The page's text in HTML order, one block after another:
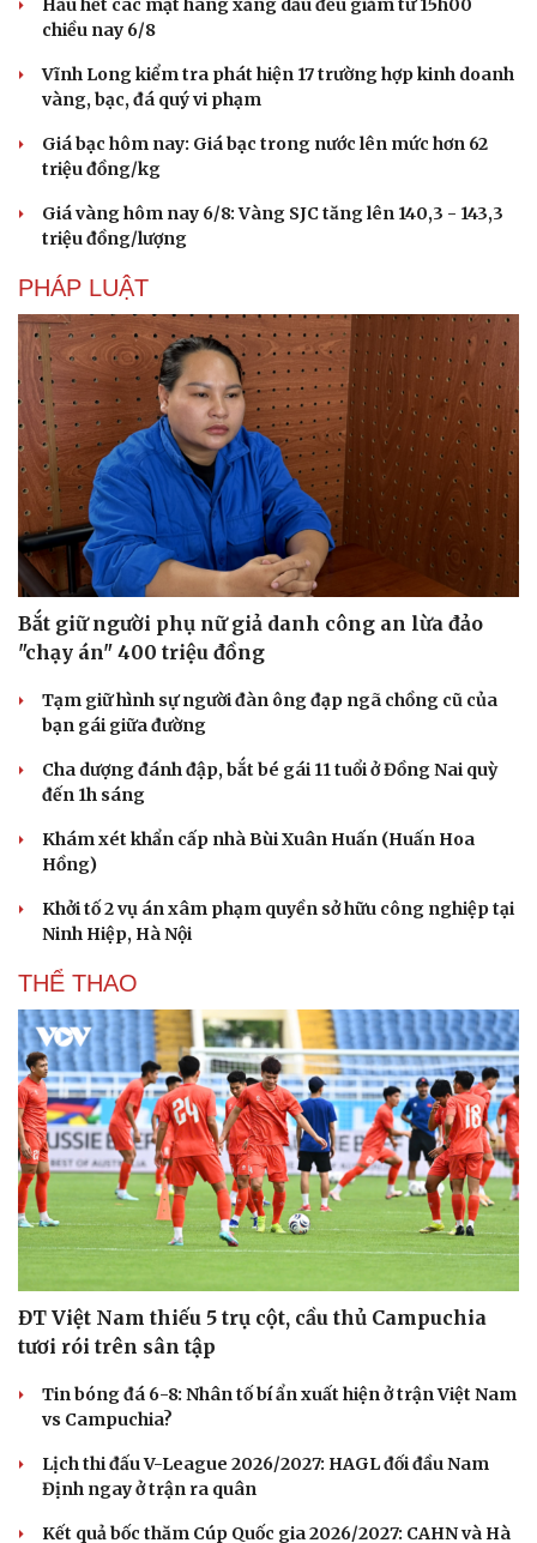
Sân khấu - Điện ảnh
Văn học
Âm nhạc
Di sản
Sao Việt
Hầu hết các mặt hàng xăng dầu đều giảm từ 15h00
chiều nay 6/8
Vĩnh Long kiểm tra phát hiện 17 trường hợp kinh doanh
vàng, bạc, đá quý vi phạm
Giá bạc hôm nay: Giá bạc trong nước lên mức hơn 62
triệu đồng/kg
Giá vàng hôm nay 6/8: Vàng SJC tăng lên 140,3 - 143,3
triệu đồng/lượng
PHÁP LUẬT
Bắt giữ người phụ nữ giả danh công an lừa đảo
"chạy án" 400 triệu đồng
Tạm giữ hình sự người đàn ông đạp ngã chồng cũ của
bạn gái giữa đường
Cha dượng đánh đập, bắt bé gái 11 tuổi ở Đồng Nai quỳ
đến 1h sáng
Khám xét khẩn cấp nhà Bùi Xuân Huấn (Huấn Hoa
Hồng)
Khởi tố 2 vụ án xâm phạm quyền sở hữu công nghiệp tại
Ninh Hiệp, Hà Nội
THỂ THAO
ĐT Việt Nam thiếu 5 trụ cột, cầu thủ Campuchia
tươi rói trên sân tập
Tin bóng đá 6-8: Nhân tố bí ẩn xuất hiện ở trận Việt Nam
vs Campuchia?
Lịch thi đấu V-League 2026/2027: HAGL đối đầu Nam
Định ngay ở trận ra quân
Kết quả bốc thăm Cúp Quốc gia 2026/2027: CAHN và Hà